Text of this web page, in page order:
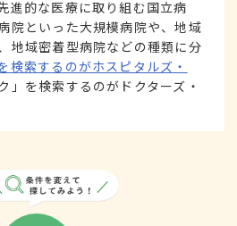
進的な医療に取り組む国立病
院といった大規模病院や、地域
地域密着型病院などの種類に分
検索するのがホスピタルズ・
」を検索するのがドクターズ・